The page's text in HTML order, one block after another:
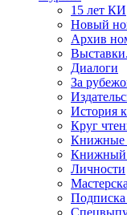
15 лет КИ
Новый
Архив
Диалоги
За
История
Круг
Книжные
Книжный
Личности